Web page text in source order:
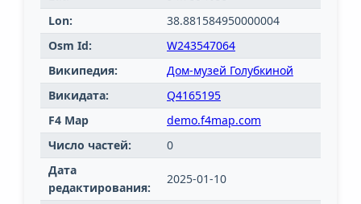
Lon:
38.881584950000004
Osm Id:
W243547064
Википедия:
Дом-музей Голубкиной
Викидата:
Q4165195
F4 Map
demo.f4map.com
Число частей:
0
Дата
редактирования:
2025-01-10